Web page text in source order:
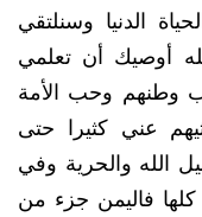
الدنيا وسنلتقي
أوصيك أن تعلمي
وطنهم وحب الأمة
عني كثيرا حتى
الله والحرية وفي
كلها فاليمن جزء من